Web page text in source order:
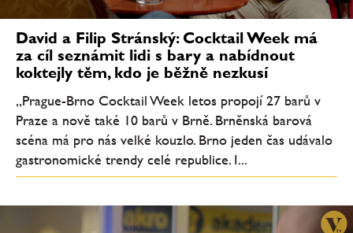
David a Filip Stránský: Cocktail Week má
za cíl seznámit lidi s bary a nabídnout
koktejly těm, kdo je běžně nezkusí
„Prague-Brno Cocktail Week letos propojí 27 barů v
Praze a nově také 10 barů v Brně. Brněnská barová
scéna má pro nás velké kouzlo. Brno jeden čas udávalo
gastronomické trendy celé republice. I...